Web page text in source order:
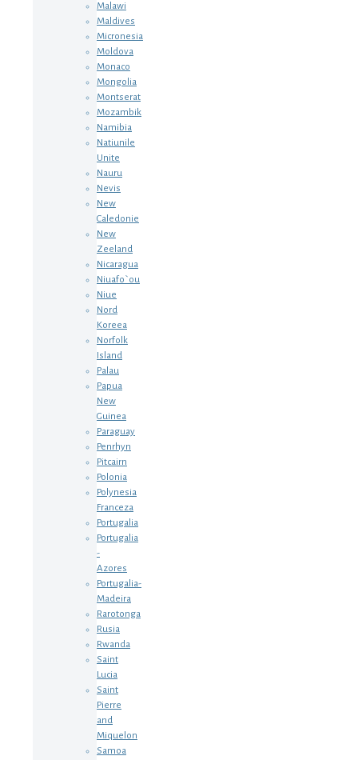
Malawi
Maldives
Micronesia
Moldova
Monaco
Mongolia
Montserat
Mozambik
Namibia
Natiunile
Unite
Nauru
Nevis
New
Caledonie
New
Zeeland
Nicaragua
Niuafo`ou
Niue
Nord
Koreea
Norfolk
Island
Palau
Papua
New
Guinea
Paraguay
Penrhyn
Pitcairn
Polonia
Polynesia
Franceza
Portugalia
Portugalia
-
Azores
Portugalia-
Madeira
Rarotonga
Rusia
Rwanda
Saint
Lucia
Saint
Pierre
and
Miquelon
Samoa